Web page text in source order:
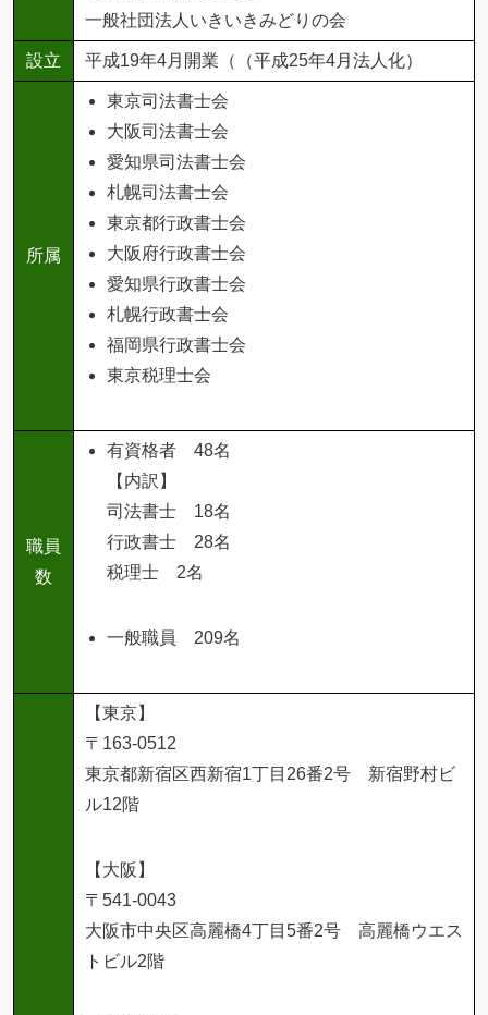
一般社団法人いきいきみどりの会
設立 平成19年4月開業（（平成25年4月法人化）
所属
東京司法書士会
大阪司法書士会
愛知県司法書士会
札幌司法書士会
東京都行政書士会
大阪府行政書士会
愛知県行政書士会
札幌行政書士会
福岡県行政書士会
東京税理士会
職員
数
有資格者 48名
【内訳】
司法書士 18名
行政書士 28名
税理士 2名
一般職員 209名
【東京】
〒163-0512
東京都新宿区西新宿1丁目26番2号 新宿野村ビ
ル12階
【大阪】
〒541-0043
大阪市中央区高麗橋4丁目5番2号 高麗橋ウエス
トビル2階